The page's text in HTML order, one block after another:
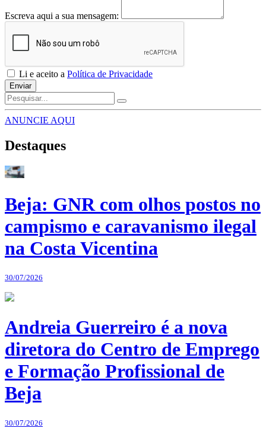
Escreva aqui a sua mensagem:
Li e aceito a Política de Privacidade
Enviar
ANUNCIE AQUI
Destaques
Beja: GNR com olhos postos no
campismo e caravanismo ilegal
na Costa Vicentina
30/07/2026
Andreia Guerreiro é a nova
diretora do Centro de Emprego
e Formação Profissional de
Beja
30/07/2026